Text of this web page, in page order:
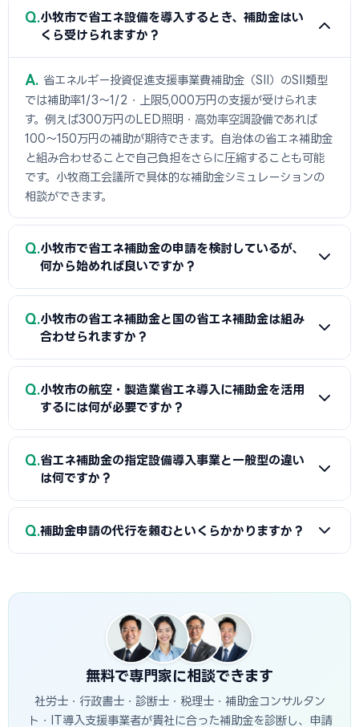
Q 小牧市で省エネ設備を導入するとき、補助金はい
くら受けられますか？
A
省エネルギー投資促進支援事業費補助金（SII）のSII類型
では補助率1/3〜1/2・上限5,000万円の支援が受けられま
す。例えば300万円のLED照明・高効率空調設備であれば
100〜150万円の補助が期待できます。自治体の省エネ補助金
と組み合わせることで自己負担をさらに圧縮することも可能
です。小牧商工会議所で具体的な補助金シミュレーションの
相談ができます。
Q 小牧市で省エネ補助金の申請を検討しているが、
何から始めれば良いですか？
A
まずは省エネ診断（無料または費用補助あり）を受けて
エネルギー使用状況を把握することが第一歩です。次に小牧
用について相談し、GビズIDプライムの取得（2〜3週間必
要）を並行して進めましょう。公募スケジュールに合わせた準
備が採択への近道です。
Q 小牧市の省エネ補助金と国の省エネ補助金は組み
合わせられますか？
A
経費項目が重複しなければ小牧市（または都道府県）の省
エネ補助金と国のSII補助金の併用が可能です。例えば太陽光
る組み合わせが一般的です。小牧商工会議所で最適な経費配
分の事前確認をお勧めします。
Q 小牧市の航空・製造業省エネ導入に補助金を活用
するには何が必要ですか？
A
省エネ補助金（SII類型）の申請に必要な基本書類は、G
ビズIDプライム・省エネ計算書（現状比較）・設備メーカー
メーカーまたは省エネ診断機関の協力が必要です。小牧商工
会議所で対象設備・申請書類の確認と診断機関の紹介を受け
Q 省エネ補助金の指定設備導入事業と一般型の違い
は何ですか？
A
指定設備導入事業は事前登録された省エネ設備から選ぶ
Q 補助金申請の代行を頼むといくらかかりますか？
す。当サイトでは小牧市に対応した専門家を無料でご紹介して
無料で専門家に相談できます
社労士・行政書士・診断士・税理士・補助金コンサルタン
ト・IT導入支援事業者が貴社に合った補助金を診断し、申請